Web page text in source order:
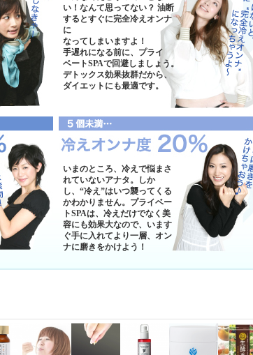
い！なんて思ってない？ 油断
するとすぐに完全冷えオンナ
に
なってしまいますよ！
手遅れになる前に、プライ
ベートSPAで回避しましょう。
デトックス効果抜群だから、
ダイエットにも最適です。
いまのところ、冷えで悩まさ
れていないアナタ。しか
し、“冷え”はいつ襲ってくる
かわかりません。プライベー
トSPAは、冷えだけでなく美
容にも効果大なので、います
ぐ手に入れてより一層、オン
ナに磨きをかけよう！